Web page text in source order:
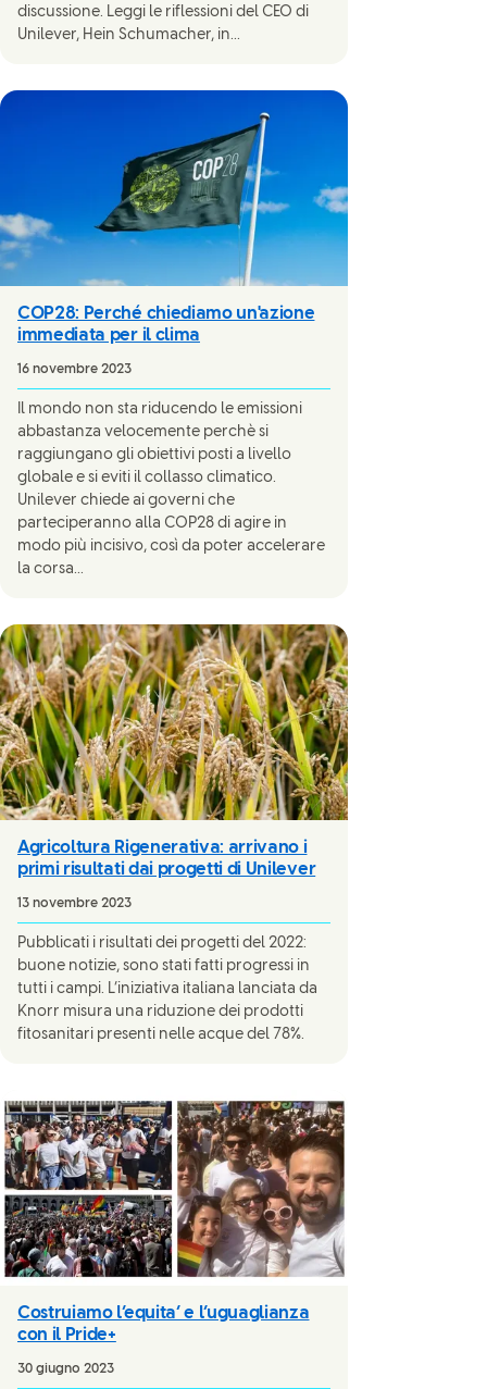
discussione. Leggi le riflessioni del CEO di
Unilever, Hein Schumacher, in...
COP28: Perché chiediamo un'azione
immediata per il clima
16 novembre 2023
Il mondo non sta riducendo le emissioni
abbastanza velocemente perchè si
raggiungano gli obiettivi posti a livello
globale e si eviti il collasso climatico.
Unilever chiede ai governi che
parteciperanno alla COP28 di agire in
modo più incisivo, così da poter accelerare
la corsa...
Agricoltura Rigenerativa: arrivano i
primi risultati dai progetti di Unilever
13 novembre 2023
Pubblicati i risultati dei progetti del 2022:
buone notizie, sono stati fatti progressi in
tutti i campi. L’iniziativa italiana lanciata da
Knorr misura una riduzione dei prodotti
fitosanitari presenti nelle acque del 78%.
Costruiamo l’equita’ e l’uguaglianza
con il Pride+
30 giugno 2023